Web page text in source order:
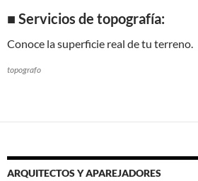
■ Servicios de topografía:
Conoce la superficie real de tu terreno.
topografo
ARQUITECTOS Y APAREJADORES